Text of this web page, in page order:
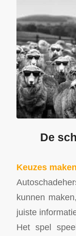
De
Keuzes maken
kunnen
juiste
Het spel